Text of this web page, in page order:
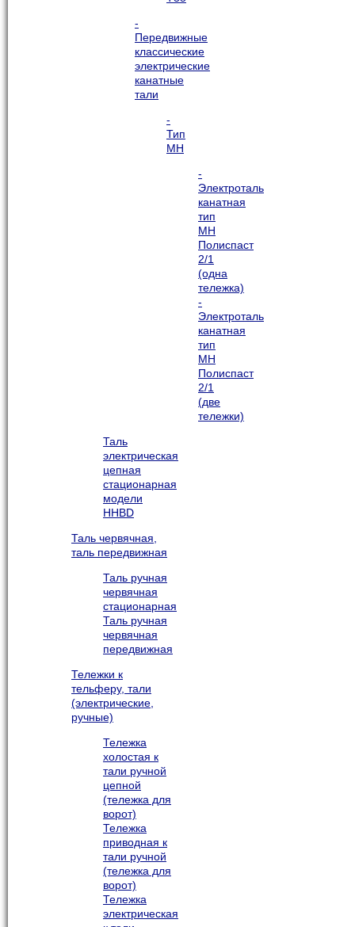
-
Передвижные
классические
электрические
канатные
тали
-
Тип
МН
-
Электроталь
канатная
тип
МН
Полиспаст
2/1
(одна
тележка)
-
Электроталь
канатная
тип
МН
Полиспаст
2/1
(две
тележки)
Таль
электрическая
цепная
стационарная
модели
HHBD
Таль червячная,
таль передвижная
Таль ручная
червячная
стационарная
Таль ручная
червячная
передвижная
Тележки к
тельферу, тали
(электрические,
ручные)
Тележка
холостая к
тали ручной
цепной
(тележка для
ворот)
Тележка
приводная к
тали ручной
(тележка для
ворот)
Тележка
электрическая